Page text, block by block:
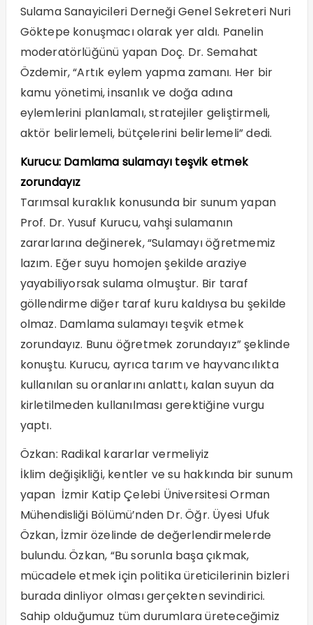
Sulama Sanayicileri Derneği Genel Sekreteri Nuri
Göktepe konuşmacı olarak yer aldı. Panelin
moderatörlüğünü yapan Doç. Dr. Semahat
Özdemir, “Artık eylem yapma zamanı. Her bir
kamu yönetimi, insanlık ve doğa adına
eylemlerini planlamalı, stratejiler geliştirmeli,
aktör belirlemeli, bütçelerini belirlemeli” dedi.
Kurucu: Damlama sulamayı teşvik etmek
zorundayız
Tarımsal kuraklık konusunda bir sunum yapan
Prof. Dr. Yusuf Kurucu, vahşi sulamanın
zararlarına değinerek, “Sulamayı öğretmemiz
lazım. Eğer suyu homojen şekilde araziye
yayabiliyorsak sulama olmuştur. Bir taraf
göllendirme diğer taraf kuru kaldıysa bu şekilde
olmaz. Damlama sulamayı teşvik etmek
zorundayız. Bunu öğretmek zorundayız” şeklinde
konuştu. Kurucu, ayrıca tarım ve hayvancılıkta
kullanılan su oranlarını anlattı, kalan suyun da
kirletilmeden kullanılması gerektiğine vurgu
yaptı.
Özkan: Radikal kararlar vermeliyiz
İklim değişikliği, kentler ve su hakkında bir sunum
yapan İzmir Katip Çelebi Üniversitesi Orman
Mühendisliği Bölümü’nden Dr. Öğr. Üyesi Ufuk
Özkan, İzmir özelinde de değerlendirmelerde
bulundu. Özkan, “Bu sorunla başa çıkmak,
mücadele etmek için politika üreticilerinin bizleri
burada dinliyor olması gerçekten sevindirici.
Sahip olduğumuz tüm durumlara üreteceğimiz